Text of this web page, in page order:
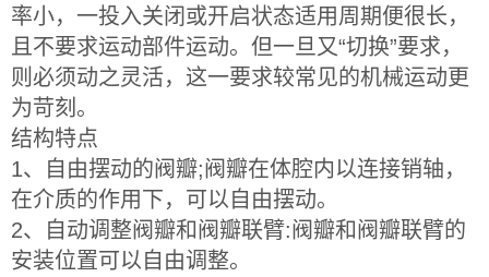
率小，一投入关闭或开启状态适用周期便很长，
且不要求运动部件运动。但一旦又“切换”要求，
则必须动之灵活，这一要求较常见的机械运动更
为苛刻。
结构特点
1、自由摆动的阀瓣;阀瓣在体腔内以连接销轴，
在介质的作用下，可以自由摆动。
2、自动调整阀瓣和阀瓣联臂:阀瓣和阀瓣联臂的
安装位置可以自由调整。